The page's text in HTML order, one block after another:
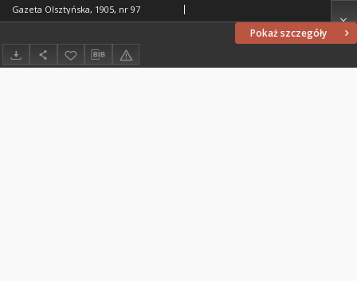
Pokaż szczegóły
Gazeta Olsztyńska, 1905, nr 97